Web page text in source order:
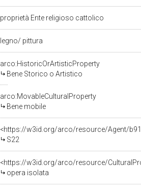
proprietà Ente religioso cattolico
legno/ pittura
arco:HistoricOrArtisticProperty
Bene Storico o Artistico
arco:MovableCulturalProperty
Bene mobile
<https://w3id.org/arco/resource/Agent/
S22
<https://w3id.org/arco/resource/
opera isolata